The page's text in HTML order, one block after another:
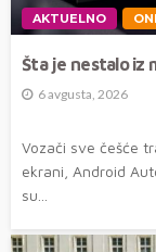
AKTUELNO
Šta je nestalo iz
6 avgusta, 2026
Vozači sve češće
ekrani, Android
su...